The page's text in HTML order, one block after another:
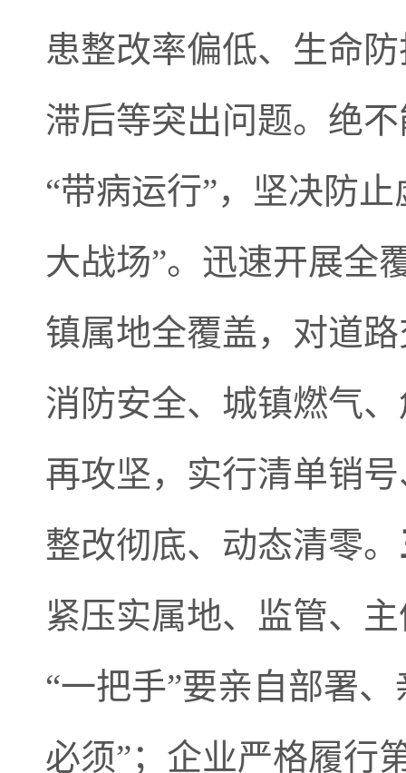
患整改率偏低、生命
滞后等突出问题。绝
“带病运行”，坚决防
大战场”。迅速开展全
镇属地全覆盖，对道
消防安全、城镇燃气
再攻坚，实行清单销
整改彻底、动态清零。
紧压实属地、监管、
“一把手”要亲自部署
必须”；企业严格履行